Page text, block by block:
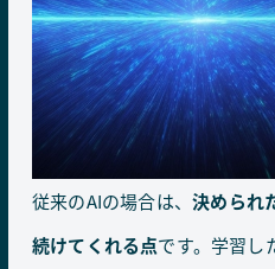
従来のAIの場合は、決められ
続けてくれる点です。学習し